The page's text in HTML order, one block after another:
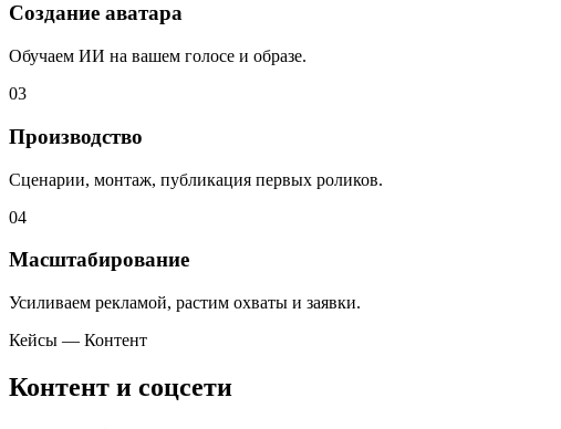
Создание аватара
Обучаем ИИ на вашем голосе и образе.
03
Производство
Сценарии, монтаж, публикация первых роликов.
04
Масштабирование
Усиливаем рекламой, растим охваты и заявки.
Кейсы — Контент
Контент и соцсети